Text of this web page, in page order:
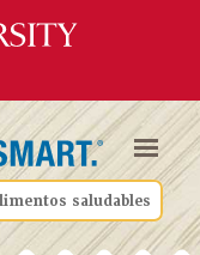
saludables